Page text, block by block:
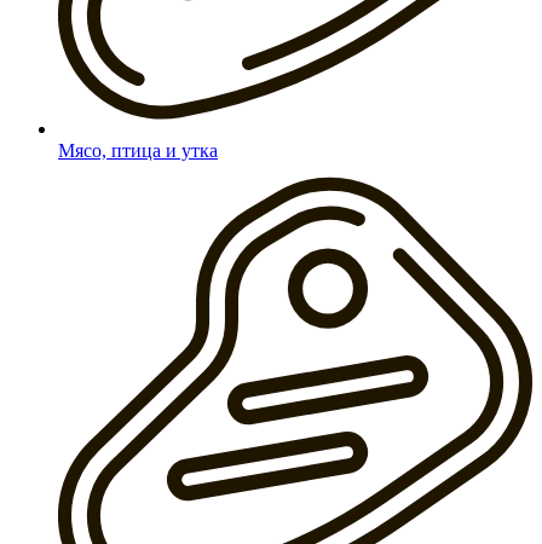
Мясо, птица и утка